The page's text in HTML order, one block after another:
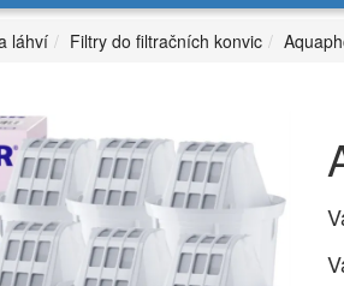
láhví Filtry do filtračních konvic